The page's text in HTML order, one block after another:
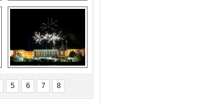
Kapadokya'nın
ilkbaharda bir başka
güzel
Haftanın
fotoğrafları
5 6 7 8